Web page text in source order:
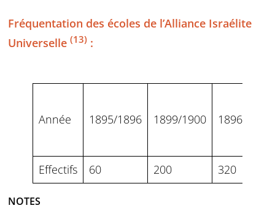
Fréquentation des écoles de l’Alliance Israélite
Universelle (13) :
Année 1895/1896 1899/1900 1896/1897
Effectifs 60 200 320
NOTES